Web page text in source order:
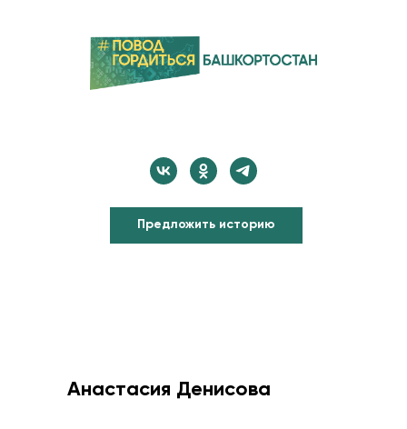
Предложить историю
Анастасия Денисова